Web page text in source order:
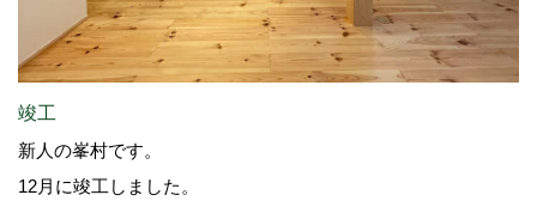
竣工
新人の峯村です。
12月に竣工しました。